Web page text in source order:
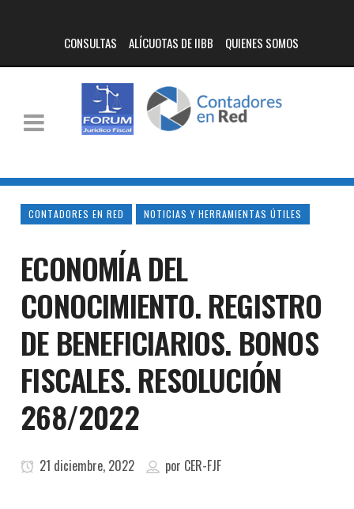
CONSULTAS ALÍCUOTAS DE IIBB QUIENES SOMOS
CONTADORES EN RED NOTICIAS Y HERRAMIENTAS ÚTILES
ECONOMÍA DEL
CONOCIMIENTO. REGISTRO
DE BENEFICIARIOS. BONOS
FISCALES. RESOLUCIÓN
268/2022
21 diciembre, 2022 por CER-FJF